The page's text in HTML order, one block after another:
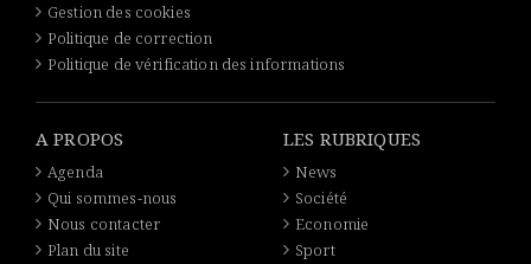
Gestion des cookies
Politique de correction
Politique de vérification des informations
A PROPOS
Agenda
Qui sommes-nous
Nous contacter
Plan du site
LES RUBRIQUES
News
Société
Economie
Sport